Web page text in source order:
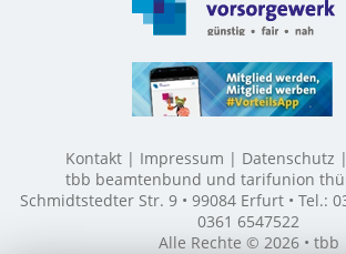
Kontakt Impressum Datenschutz
tbb beamtenbund und tarifunion
Schmidtstedter Str. 9 • 99084 Erfurt • Tel.:
0361 6547522
Alle Rechte © 2026 • tbb